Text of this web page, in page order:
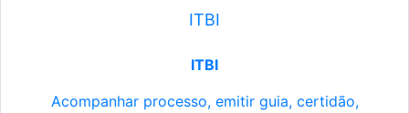
ITBI
ITBI
Acompanhar processo, emitir guia, certidão,